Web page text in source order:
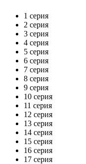
1 серия
2 серия
3 серия
4 серия
5 серия
6 серия
7 серия
8 серия
9 серия
10 серия
11 серия
12 серия
13 серия
14 серия
15 серия
16 серия
17 серия